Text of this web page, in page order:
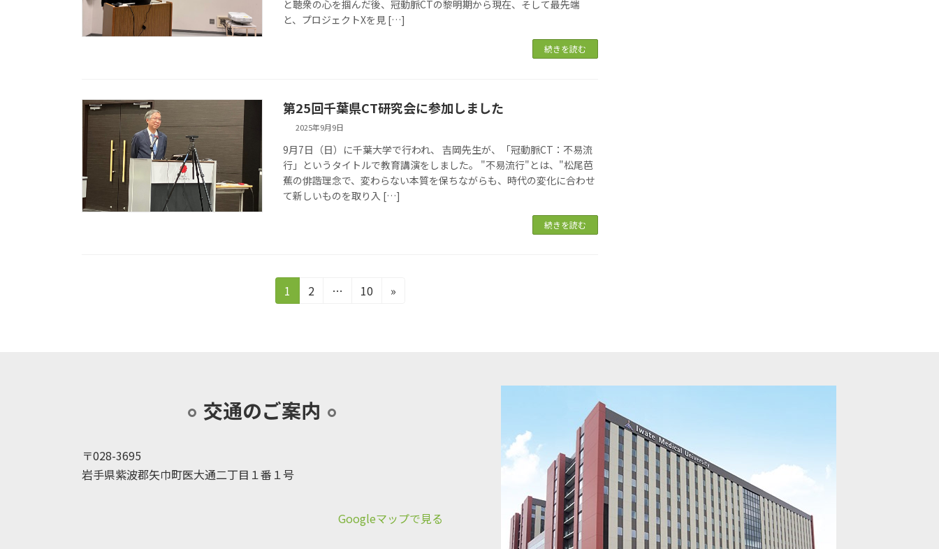
と聴衆の心を掴んだ後、冠動脈CTの黎明期から現在、そして最先端
と、プロジェクトXを見 […]
続きを読む
第25回千葉県CT研究会に参加しました
2025年9月9日
9月7日（日）に千葉大学で行われ、 吉岡先生が、「冠動脈CT：不易流
行」というタイトルで教育講演をしました。 "不易流行"とは、"松尾芭
蕉の俳諧理念で、変わらない本質を保ちながらも、時代の変化に合わせ
て新しいものを取り入 […]
続きを読む
送
り
固
定
1
固
2 …
固
10 »
交通のご案内
〒028-3695
岩手県紫波郡矢巾町医大通二丁目１番１号
Googleマップで見る